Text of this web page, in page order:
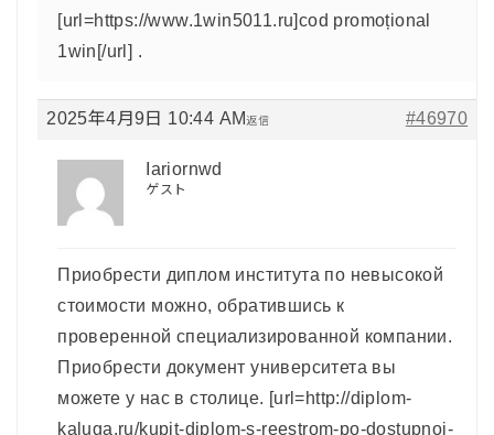
[url=https://www.1win5011.ru]cod promoțional
1win[/url] .
2025年4月9日 10:44 AM #46970
返信
Iariornwd
ゲスト
Приобрести диплом института по невысокой
стоимости можно, обратившись к
проверенной специализированной компании.
Приобрести документ университета вы
можете у нас в столице. [url=http://diplom-
kaluga.ru/kupit-diplom-s-reestrom-po-dostupnoj-